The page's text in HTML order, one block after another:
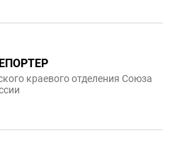
краевого отделения Союза